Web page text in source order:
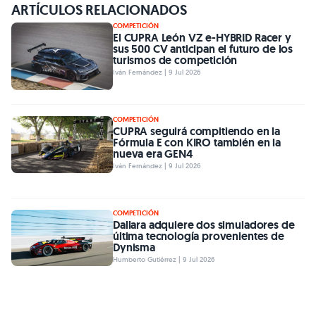
ARTÍCULOS RELACIONADOS
COMPETICIÓN
El CUPRA León VZ e-HYBRID Racer y
sus 500 CV anticipan el futuro de los
turismos de competición
Iván Fernández | 9 Jul 2026
COMPETICIÓN
CUPRA seguirá compitiendo en la
Fórmula E con KIRO también en la
nueva era GEN4
Iván Fernández | 9 Jul 2026
COMPETICIÓN
Dallara adquiere dos simuladores de
última tecnología provenientes de
Dynisma
Humberto Gutiérrez | 9 Jul 2026